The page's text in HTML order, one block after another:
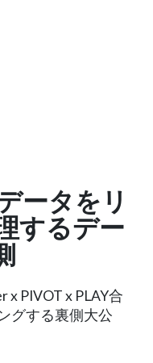
ータをリ
するデー
PIVOT x PLAY合
グする裏側大公